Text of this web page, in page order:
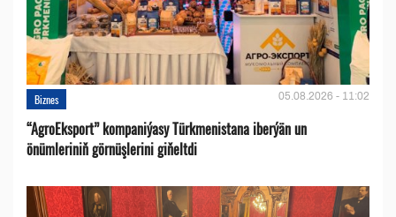
Biznes 05.08.2026 - 11:02
“AgroEksport” kompaniýasy Türkmenistana iberýän un
önümleriniň görnüşlerini giňeltdi